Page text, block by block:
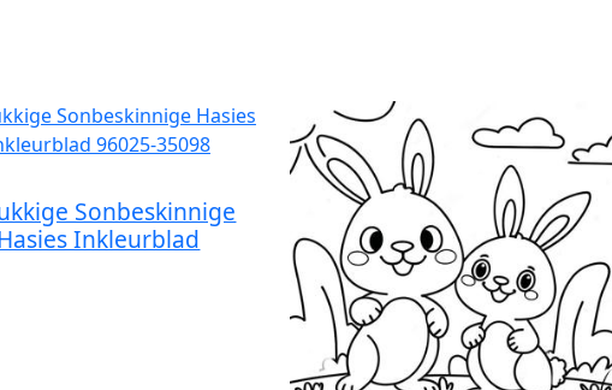
Sonbeskinnige
Inkleurblad